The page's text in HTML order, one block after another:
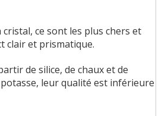
cristal, ce sont les plus chers et
clair et prismatique.
de silice, de chaux et de
leur qualité est inférieure